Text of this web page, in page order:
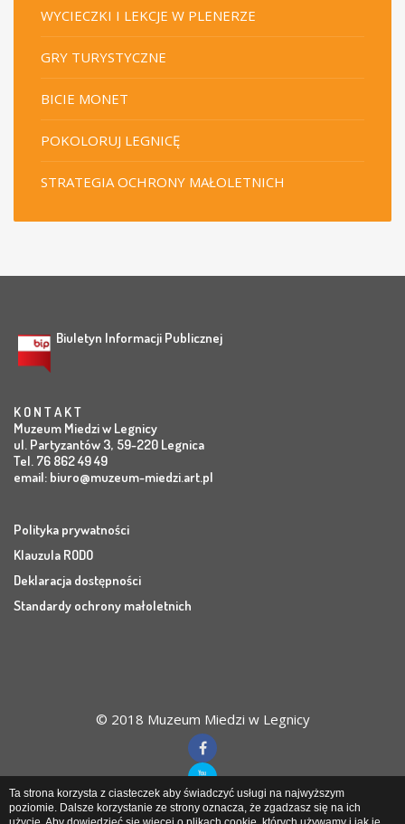
WYCIECZKI I LEKCJE W PLENERZE
GRY TURYSTYCZNE
BICIE MONET
POKOLORUJ LEGNICĘ
STRATEGIA OCHRONY MAŁOLETNICH
Biuletyn Informacji Publicznej
K O N T A K T
Muzeum Miedzi w Legnicy
ul. Partyzantów 3, 59-220 Legnica
Tel. 76 862 49 49
email: biuro@muzeum-miedzi.art.pl
Polityka prywatności
Klauzula RODO
Deklaracja dostępności
Standardy ochrony małoletnich
© 2018 Muzeum Miedzi w Legnicy
Ta strona korzysta z ciasteczek aby świadczyć usługi na najwyższym
poziomie. Dalsze korzystanie ze strony oznacza, że zgadzasz się na ich